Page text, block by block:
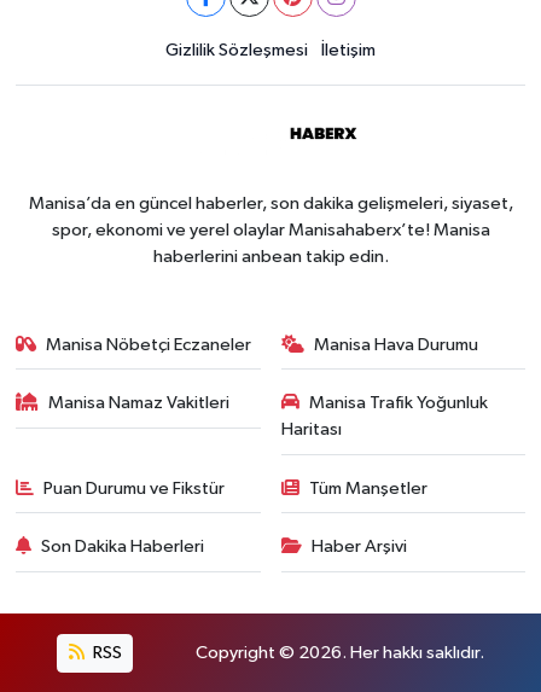
Gizlilik Sözleşmesi İletişim
Manisa’da en güncel haberler, son dakika gelişmeleri, siyaset,
spor, ekonomi ve yerel olaylar Manisahaberx’te! Manisa
haberlerini anbean takip edin.
Manisa Nöbetçi Eczaneler Manisa Hava Durumu
Manisa Namaz Vakitleri
Manisa Trafik Yoğunluk
Haritası
Puan Durumu ve Fikstür Tüm Manşetler
Son Dakika Haberleri Haber Arşivi
RSS Copyright © 2026. Her hakkı saklıdır.